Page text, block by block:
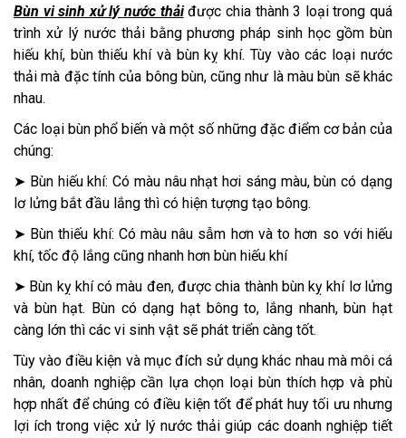
Bùn vi sinh xử lý nước thảiđược chia thành 3 loại trong quá
trình xử lý nước thải bằng phương pháp sinh học gồm bùn
hiếu khí, bùn thiếu khí và bùn kỵ khí. Tùy vào các loại nước
thải mà đặc tính của bông bùn, cũng như là màu bùn sẽ khác
nhau.
Các loại bùn phổ biến và một số những đặc điểm cơ bản của
chúng:
➤ Bùn hiếu khí: Có màu nâu nhạt hơi sáng màu, bùn có dạng
lơ lửng bắt đầu lắng thì có hiện tượng tạo bông.
➤ Bùn thiếu khí: Có màu nâu sẫm hơn và to hơn so với hiếu
khí, tốc độ lắng cũng nhanh hơn bùn hiếu khí
➤ Bùn kỵ khí có màu đen, được chia thành bùn kỵ khí lơ lửng
và bùn hạt. Bùn có dạng hạt bông to, lắng nhanh, bùn hạt
càng lớn thì các vi sinh vật sẽ phát triển càng tốt.
Tùy vào điều kiện và mục đích sử dụng khác nhau mà môi cá
nhân, doanh nghiệp cần lựa chọn loại bùn thích hợp và phù
hợp nhất để chúng có điều kiện tốt để phát huy tối ưu nhưng
lợi ích trong việc xử lý nước thải giúp các doanh nghiệp tiết